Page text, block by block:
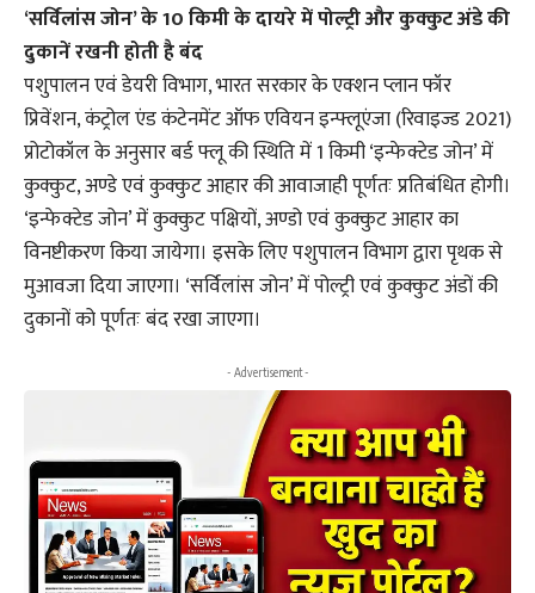
‘सर्विलांस जोन’ के 10 किमी के दायरे में पोल्ट्री और कुक्कुट अंडे की
दुकानें रखनी होती है बंद
पशुपालन एवं डेयरी विभाग, भारत सरकार के एक्शन प्लान फॉर
प्रिवेंशन, कंट्रोल एंड कंटेनमेंट ऑफ एवियन इन्फ्लूएंजा (रिवाइज्ड 2021)
प्रोटोकॉल के अनुसार बर्ड फ्लू की स्थिति में 1 किमी ‘इन्फेक्टेड जोन’ में
कुक्कुट, अण्डे एवं कुक्कुट आहार की आवाजाही पूर्णतः प्रतिबंधित होगी।
‘इन्फेक्टेड जोन’ में कुक्कुट पक्षियों, अण्डो एवं कुक्कुट आहार का
विनष्टीकरण किया जायेगा। इसके लिए पशुपालन विभाग द्वारा पृथक से
मुआवजा दिया जाएगा। ‘सर्विलांस जोन’ में पोल्ट्री एवं कुक्कुट अंडों की
दुकानों को पूर्णतः बंद रखा जाएगा।
- Advertisement -